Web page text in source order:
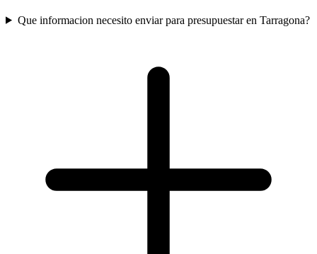
Que informacion necesito enviar para presupuestar en Tarragona?